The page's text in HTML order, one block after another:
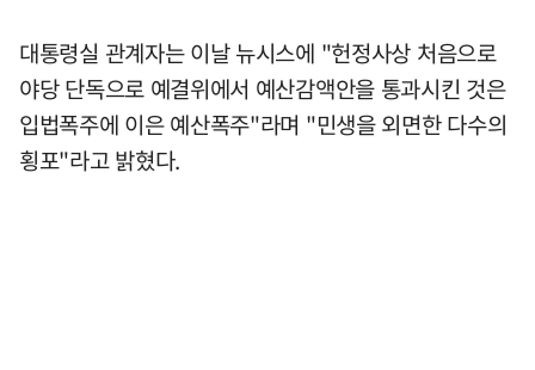
대통령실 관계자는 이날 뉴시스에 "헌정사상 처음으로
야당 단독으로 예결위에서 예산감액안을 통과시킨 것은
입법폭주에 이은 예산폭주"라며 "민생을 외면한 다수의
횡포"라고 밝혔다.